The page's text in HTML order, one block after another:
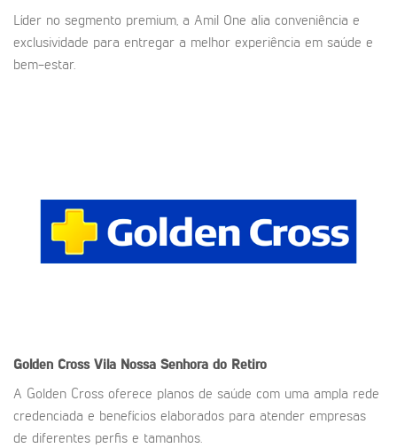
Líder no segmento premium, a Amil One alia conveniência e
exclusividade para entregar a melhor experiência em saúde e
bem-estar.
Golden Cross Vila Nossa Senhora do Retiro
A Golden Cross oferece planos de saúde com uma ampla rede
credenciada e benefícios elaborados para atender empresas
de diferentes perfis e tamanhos.